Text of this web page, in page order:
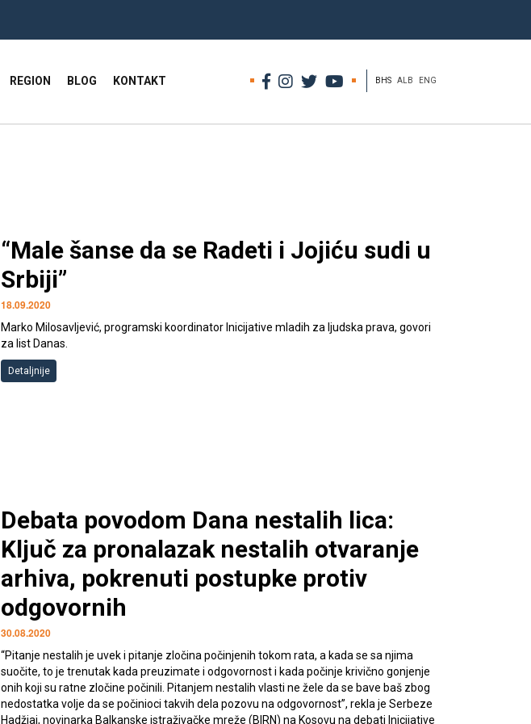
REGION BLOG KONTAKT BHS ALB ENG
“Male šanse da se Radeti i Jojiću sudi u
Srbiji”
18.09.2020
Marko Milosavljević, programski koordinator Inicijative mladih za ljudska prava, govori
za list Danas.
Detaljnije
Debata povodom Dana nestalih lica:
Ključ za pronalazak nestalih otvaranje
arhiva, pokrenuti postupke protiv
odgovornih
30.08.2020
“Pitanje nestalih je uvek i pitanje zločina počinjenih tokom rata, a kada se sa njima
suočite, to je trenutak kada preuzimate i odgovornost i kada počinje krivično gonjenje
onih koji su ratne zločine počinili. Pitanjem nestalih vlasti ne žele da se bave baš zbog
nedostatka volje da se počinioci takvih dela pozovu na odgovornost”, rekla je Serbeze
Hadžiaj, novinarka Balkanske istraživačke mreže (BIRN) na Kosovu na debati Inicijative